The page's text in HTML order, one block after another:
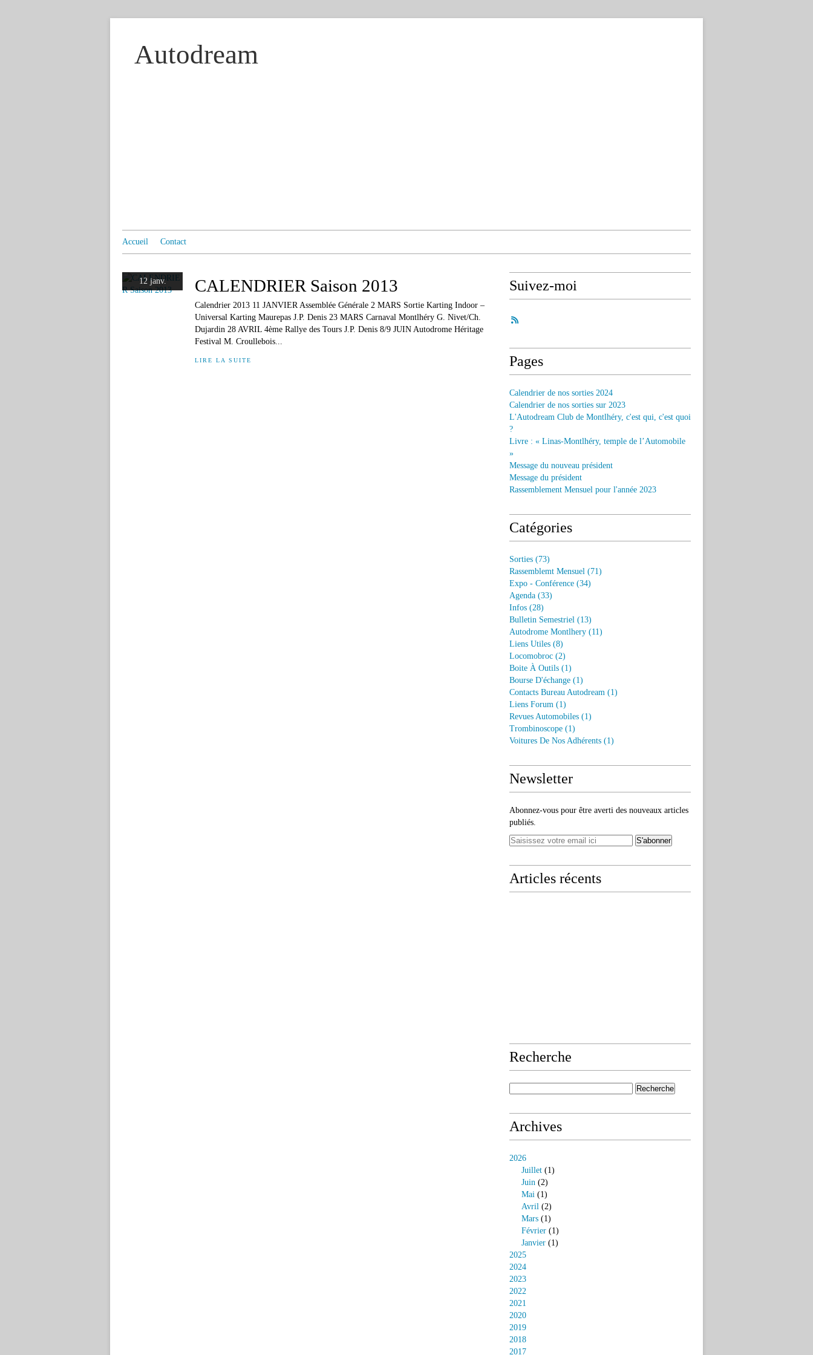
Autodream
Accueil Contact
12 janv. CALENDRIER Saison 2013
Calendrier 2013 11 JANVIER Assemblée Générale 2 MARS Sortie Karting Indoor –
Universal Karting Maurepas J.P. Denis 23 MARS Carnaval Montlhéry G. Nivet/Ch.
Dujardin 28 AVRIL 4ème Rallye des Tours J.P. Denis 8/9 JUIN Autodrome Héritage
Festival M. Croullebois...
LIRE LA SUITE
Suivez-moi
Pages
Calendrier de nos sorties 2024
Calendrier de nos sorties sur 2023
L'Autodream Club de Montlhéry, c'est qui, c'est quoi
?
Livre : « Linas-Montlhéry, temple de l’Automobile
»
Message du nouveau président
Message du président
Rassemblement Mensuel pour l'année 2023
Catégories
Sorties (73)
Rassemblemt Mensuel (71)
Expo - Conférence (34)
Agenda (33)
Infos (28)
Bulletin Semestriel (13)
Autodrome Montlhery (11)
Liens Utiles (8)
Locomobroc (2)
Boite À Outils (1)
Bourse D'échange (1)
Contacts Bureau Autodream (1)
Liens Forum (1)
Revues Automobiles (1)
Trombinoscope (1)
Voitures De Nos Adhérents (1)
Newsletter
Abonnez-vous pour être averti des nouveaux articles
publiés.
Articles récents
Recherche
Archives
2026
Juillet (1)
Juin (2)
Mai (1)
Avril (2)
Mars (1)
Février (1)
Janvier (1)
2025
2024
2023
2022
2021
2020
2019
2018
2017